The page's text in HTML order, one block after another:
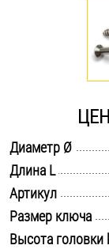
Саморезы
Такелаж
Хомуты
Шайбы
Диаметр Ø
Длина L
Артикул
Размер ключа
Высота головки